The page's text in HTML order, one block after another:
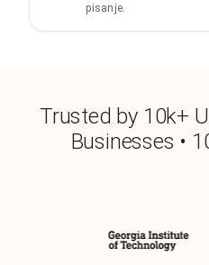
pisanje.
Trusted by 10k+
Businesses •